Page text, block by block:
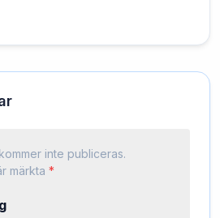
inte publiceras.
märkta *